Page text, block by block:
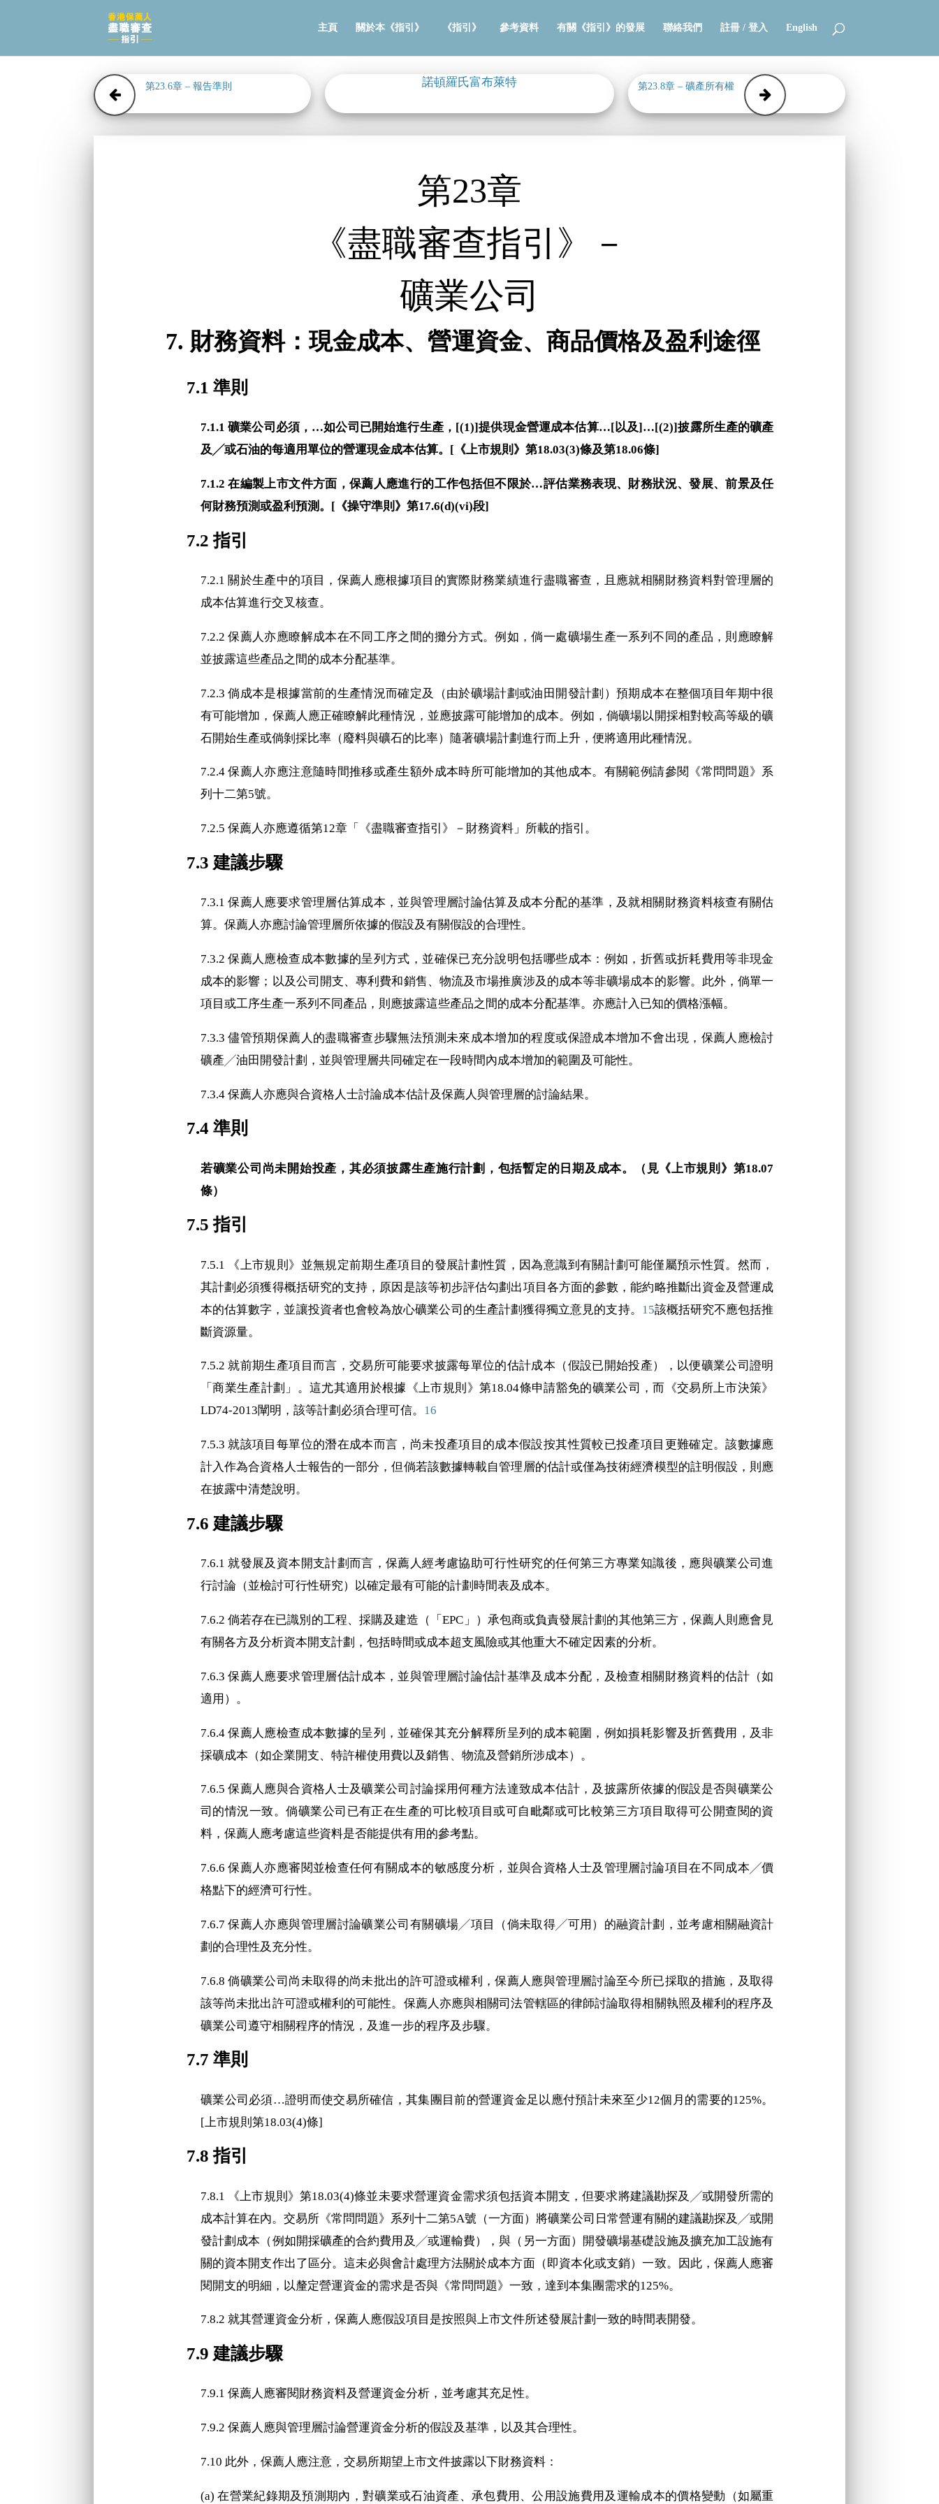
主頁 關於本《指引》 《指引》 參考資料 有關《指引》的發展 聯絡我們 註冊 / 登入 English
第23.6章 – 報告準則 諾頓羅氏富布萊特 第23.8章 – 礦產所有權
第23章
《盡職審查指引》－
礦業公司
7. 財務資料：現金成本、營運資金、商品價格及盈利途徑
7.1 準則
7.1.1 礦業公司必須，…如公司已開始進行生產，[(1)]提供現金營運成本估算…[以及]…[(2)]披露所生產的礦產
及╱或石油的每適用單位的營運現金成本估算。[《上市規則》第18.03(3)條及第18.06條]
7.1.2 在編製上市文件方面，保薦人應進行的工作包括但不限於…評估業務表現、財務狀況、發展、前景及任
何財務預測或盈利預測。[《操守準則》第17.6(d)(vi)段]
7.2 指引
7.2.1 關於生產中的項目，保薦人應根據項目的實際財務業績進行盡職審查，且應就相關財務資料對管理層的
成本估算進行交叉核查。
7.2.2 保薦人亦應瞭解成本在不同工序之間的攤分方式。例如，倘一處礦場生產一系列不同的產品，則應瞭解
並披露這些產品之間的成本分配基準。
7.2.3 倘成本是根據當前的生產情況而確定及（由於礦場計劃或油田開發計劃）預期成本在整個項目年期中很
有可能增加，保薦人應正確瞭解此種情況，並應披露可能增加的成本。例如，倘礦場以開採相對較高等級的礦
石開始生產或倘剝採比率（廢料與礦石的比率）隨著礦場計劃進行而上升，便將適用此種情況。
7.2.4 保薦人亦應注意隨時間推移或產生額外成本時所可能增加的其他成本。有關範例請參閱《常問問題》系
列十二第5號。
7.2.5 保薦人亦應遵循第12章「《盡職審查指引》－財務資料」所載的指引。
7.3 建議步驟
7.3.1 保薦人應要求管理層估算成本，並與管理層討論估算及成本分配的基準，及就相關財務資料核查有關估
算。保薦人亦應討論管理層所依據的假設及有關假設的合理性。
7.3.2 保薦人應檢查成本數據的呈列方式，並確保已充分說明包括哪些成本：例如，折舊或折耗費用等非現金
成本的影響；以及公司開支、專利費和銷售、物流及市場推廣涉及的成本等非礦場成本的影響。此外，倘單一
項目或工序生產一系列不同產品，則應披露這些產品之間的成本分配基準。亦應計入已知的價格漲幅。
7.3.3 儘管預期保薦人的盡職審查步驟無法預測未來成本增加的程度或保證成本增加不會出現，保薦人應檢討
礦產╱油田開發計劃，並與管理層共同確定在一段時間內成本增加的範圍及可能性。
7.3.4 保薦人亦應與合資格人士討論成本估計及保薦人與管理層的討論結果。
7.4 準則
若礦業公司尚未開始投產，其必須披露生產施行計劃，包括暫定的日期及成本。（見《上市規則》第18.07
條）
7.5 指引
7.5.1 《上市規則》並無規定前期生產項目的發展計劃性質，因為意識到有關計劃可能僅屬預示性質。然而，
其計劃必須獲得概括研究的支持，原因是該等初步評估勾劃出項目各方面的參數，能約略推斷出資金及營運成
本的估算數字，並讓投資者也會較為放心礦業公司的生產計劃獲得獨立意見的支持。 15該概括研究不應包括推
斷資源量。
7.5.2 就前期生產項目而言，交易所可能要求披露每單位的估計成本（假設已開始投產），以便礦業公司證明
「商業生產計劃」。這尤其適用於根據《上市規則》第18.04條申請豁免的礦業公司，而《交易所上市決策》
LD74-2013闡明，該等計劃必須合理可信。 16
7.5.3 就該項目每單位的潛在成本而言，尚未投產項目的成本假設按其性質較已投產項目更難確定。該數據應
計入作為合資格人士報告的一部分，但倘若該數據轉載自管理層的估計或僅為技術經濟模型的註明假設，則應
在披露中清楚說明。
7.6 建議步驟
7.6.1 就發展及資本開支計劃而言，保薦人經考慮協助可行性研究的任何第三方專業知識後，應與礦業公司進
行討論（並檢討可行性研究）以確定最有可能的計劃時間表及成本。
7.6.2 倘若存在已識別的工程、採購及建造（「EPC」）承包商或負責發展計劃的其他第三方，保薦人則應會見
有關各方及分析資本開支計劃，包括時間或成本超支風險或其他重大不確定因素的分析。
7.6.3 保薦人應要求管理層估計成本，並與管理層討論估計基準及成本分配，及檢查相關財務資料的估計（如
適用）。
7.6.4 保薦人應檢查成本數據的呈列，並確保其充分解釋所呈列的成本範圍，例如損耗影響及折舊費用，及非
採礦成本（如企業開支、特許權使用費以及銷售、物流及營銷所涉成本）。
7.6.5 保薦人應與合資格人士及礦業公司討論採用何種方法達致成本估計，及披露所依據的假設是否與礦業公
司的情況一致。倘礦業公司已有正在生產的可比較項目或可自毗鄰或可比較第三方項目取得可公開查閱的資
料，保薦人應考慮這些資料是否能提供有用的參考點。
7.6.6 保薦人亦應審閱並檢查任何有關成本的敏感度分析，並與合資格人士及管理層討論項目在不同成本╱價
格點下的經濟可行性。
7.6.7 保薦人亦應與管理層討論礦業公司有關礦場╱項目（倘未取得╱可用）的融資計劃，並考慮相關融資計
劃的合理性及充分性。
7.6.8 倘礦業公司尚未取得的尚未批出的許可證或權利，保薦人應與管理層討論至今所已採取的措施，及取得
該等尚未批出許可證或權利的可能性。保薦人亦應與相關司法管轄區的律師討論取得相關執照及權利的程序及
礦業公司遵守相關程序的情況，及進一步的程序及步驟。
7.7 準則
礦業公司必須…證明而使交易所確信，其集團目前的營運資金足以應付預計未來至少12個月的需要的125%。
[上市規則第18.03(4)條]
7.8 指引
7.8.1 《上市規則》第18.03(4)條並未要求營運資金需求須包括資本開支，但要求將建議勘探及╱或開發所需的
成本計算在內。交易所《常問問題》系列十二第5A號（一方面）將礦業公司日常營運有關的建議勘探及╱或開
發計劃成本（例如開採礦產的合約費用及╱或運輸費），與（另一方面）開發礦場基礎設施及擴充加工設施有
關的資本開支作出了區分。這未必與會計處理方法關於成本方面（即資本化或支銷）一致。因此，保薦人應審
閱開支的明細，以釐定營運資金的需求是否與《常問問題》一致，達到本集團需求的125%。
7.8.2 就其營運資金分析，保薦人應假設項目是按照與上市文件所述發展計劃一致的時間表開發。
7.9 建議步驟
7.9.1 保薦人應審閱財務資料及營運資金分析，並考慮其充足性。
7.9.2 保薦人應與管理層討論營運資金分析的假設及基準，以及其合理性。
7.10 此外，保薦人應注意，交易所期望上市文件披露以下財務資料：
(a) 在營業紀錄期及預測期內，對礦業或石油資產、承包費用、公用設施費用及運輸成本的價格變動（如屬重